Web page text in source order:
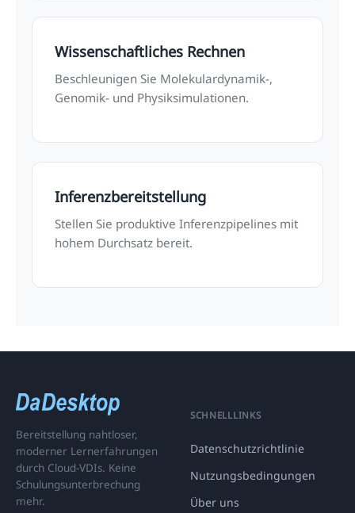
Wissenschaftliches Rechnen
Beschleunigen Sie Molekulardynamik-,
Genomik- und Physiksimulationen.
Inferenzbereitstellung
Stellen Sie produktive Inferenzpipelines mit
hohem Durchsatz bereit.
Bereitstellung nahtloser,
moderner Lernerfahrungen
durch Cloud-VDIs. Keine
Schulungsunterbrechung
mehr.
SCHNELLLINKS
Datenschutzrichtlinie
Nutzungsbedingungen
Über uns